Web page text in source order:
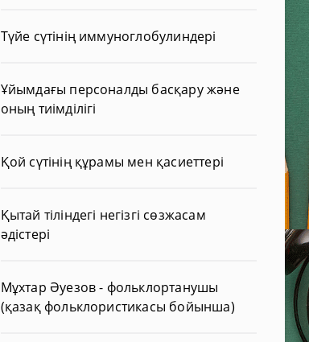
Түйе сүтінің иммуноглобулиндері
Ұйымдағы персоналды басқару және
оның тиімділігі
Қой сүтінің құрамы мен қасиеттері
Қытай тіліндегі негізгі сөзжасам
әдістері
Мұхтар Әуезов - фольклортанушы
(қазақ фольклористикасы бойынша)